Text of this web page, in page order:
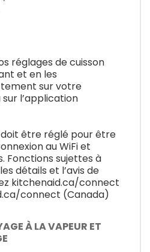
réglages de cuisson
et en les
sur votre
l’application
être réglé pour être
au WiFi et
Fonctions sujettes à
détails et l’avis de
kitchenaid.ca/connect
connect (Canada)
À LA VAPEUR ET